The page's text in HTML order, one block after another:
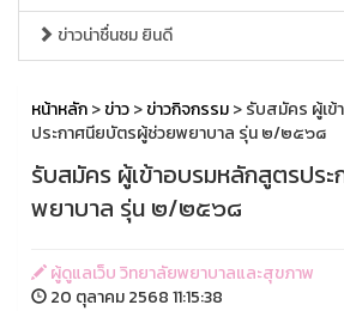
ข่าวน่าชื่นชม ยินดี
หน้าหลัก>ข่าว>ข่าวกิจกรรม> รับสมัคร ผู้เ
ประกาศนียบัตรผู้ช่วยพยาบาล รุ่น ๒/๒๕๖๘
รับสมัคร ผู้เข้าอบรมหลักสูตรปร
พยาบาล รุ่น ๒/๒๕๖๘
ผู้ดูแลเว็บ วิทยาลัยพยาบาลและสุขภาพ
20 ตุลาคม 2568 11:15:38